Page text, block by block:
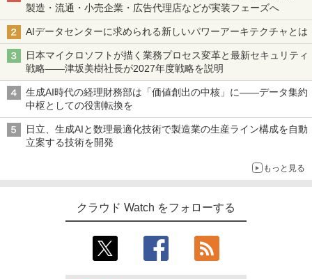
製造・流通・小売企業・広告代理店などが実装フェーズへ
AIデータセンターに求められる新しいパワーアーキテクチャとは
日本マイクロソフトが描く業務プロセス変革と最新セキュリティ
戦略――津坂美樹社長が2027年度戦略を説明
生成AI時代の経理財務部は「価値創出の中核」に――データ集約
中枢としての役割転換を
日立、生成AIと数理最適化技術で製造業の生産ライン構成を自動
立案する技術を開発
もっと見る
クラウド Watch をフォローする